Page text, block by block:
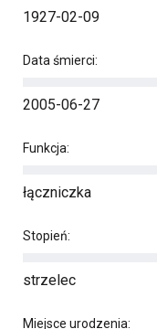
1927-02-09
Data śmierci:
2005-06-27
Funkcja:
łączniczka
Stopień:
strzelec
Miejsce urodzenia: